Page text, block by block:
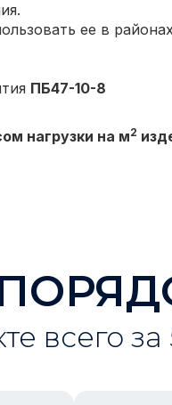
ее в
ПБ47-10-8
нагрузки на м2
всего